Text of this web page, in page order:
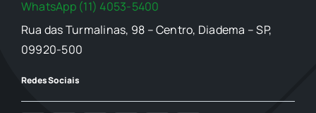
WhatsApp (11) 4053-5400
Rua das Turmalinas, 98 – Centro, Diadema – SP,
09920-500
Redes Sociais